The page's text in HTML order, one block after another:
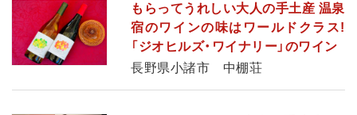
もらってうれしい大人の手土産 温泉
宿のワインの味はワールドクラス!
「ジオヒルズ・ワイナリー」のワイン
長野県小諸市 中棚荘